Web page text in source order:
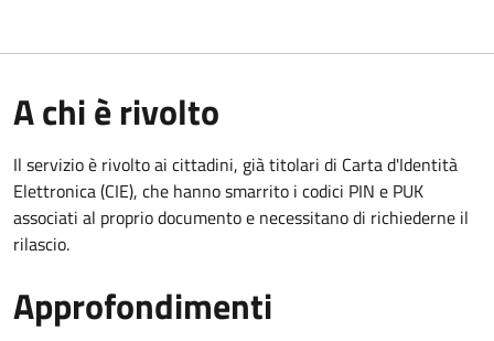
A chi è rivolto
Il servizio è rivolto ai cittadini, già titolari di Carta d'Identità
Elettronica (CIE), che hanno smarrito i codici PIN e PUK
associati al proprio documento e necessitano di richiederne il
rilascio.
Approfondimenti